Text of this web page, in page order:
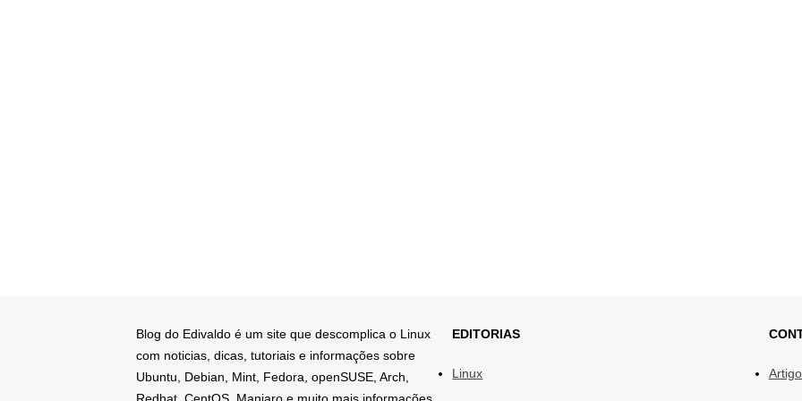
Blog do Edivaldo é um site que descomplica o Linux
com noticias, dicas, tutoriais e informações sobre
Ubuntu, Debian, Mint, Fedora, openSUSE, Arch,
EDITORIAS
Linux